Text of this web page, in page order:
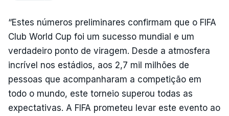
“Estes números preliminares confirmam que o FIFA
Club World Cup foi um sucesso mundial e um
verdadeiro ponto de viragem. Desde a atmosfera
incrível nos estádios, aos 2,7 mil milhões de
pessoas que acompanharam a competição em
todo o mundo, este torneio superou todas as
expectativas. A FIFA prometeu levar este evento ao